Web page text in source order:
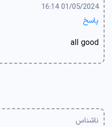
01/05/2024 16:14
پاسخ
all good
ناشناس